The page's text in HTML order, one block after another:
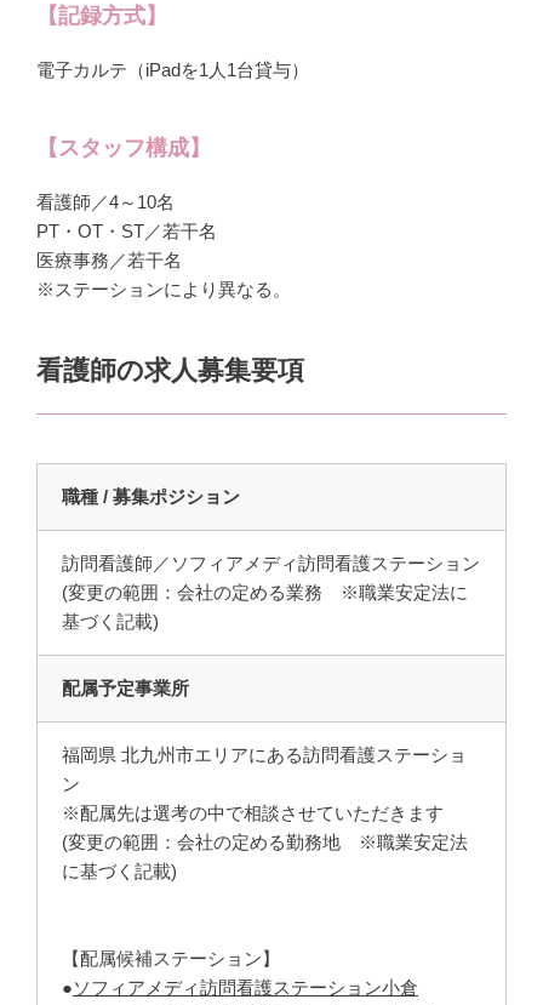
【記録方式】
電子カルテ（iPadを1人1台貸与）
【スタッフ構成】
看護師／4～10名
PT・OT・ST／若干名
医療事務／若干名
※ステーションにより異なる。
看護師の求人募集要項
職種 / 募集ポジション
訪問看護師／ソフィアメディ訪問看護ステーション
(変更の範囲：会社の定める業務 ※職業安定法に
基づく記載)
配属予定事業所
福岡県 北九州市エリアにある訪問看護ステーショ
ン
※配属先は選考の中で相談させていただきます
(変更の範囲：会社の定める勤務地 ※職業安定法
に基づく記載)
【配属候補ステーション】
●ソフィアメディ訪問看護ステーション小倉